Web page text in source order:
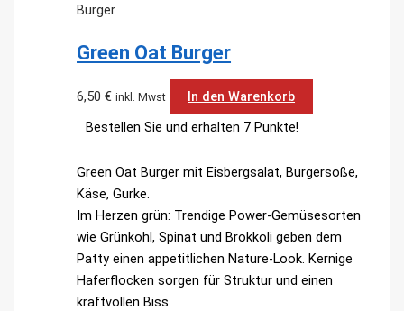
Burger
Green Oat Burger
6,50€ inkl. Mwst
In den Warenkorb
Bestellen Sie und erhalten 7 Punkte!
Green Oat Burger mit Eisbergsalat, Burgersoße,
Käse, Gurke.
Im Herzen grün: Trendige Power-Gemüsesorten
wie Grünkohl, Spinat und Brokkoli geben dem
Patty einen appetitlichen Nature-Look. Kernige
Haferflocken sorgen für Struktur und einen
kraftvollen Biss.